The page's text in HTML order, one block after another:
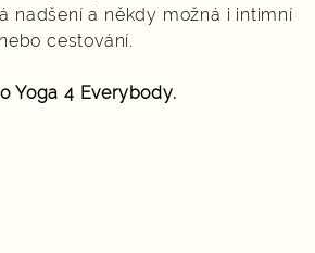
nadšení a někdy možná i intimní
cestování.
Yoga 4 Everybody.